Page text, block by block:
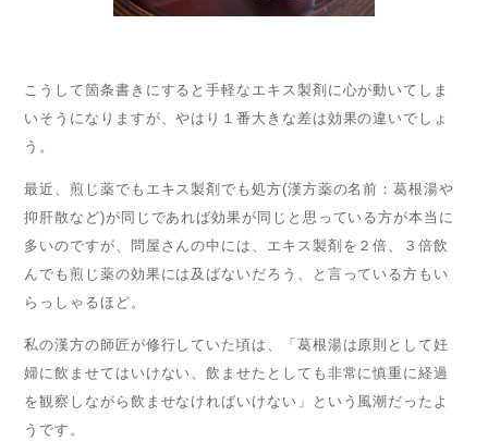
こうして箇条書きにすると手軽なエキス製剤に心が動いてしま
いそうになりますが、やはり１番大きな差は効果の違いでしょ
う。
最近、煎じ薬でもエキス製剤でも処方(漢方薬の名前：葛根湯や
抑肝散など)が同じであれば効果が同じと思っている方が本当に
多いのですが、問屋さんの中には、エキス製剤を２倍、３倍飲
んでも煎じ薬の効果には及ばないだろう、と言っている方もい
らっしゃるほど。
私の漢方の師匠が修行していた頃は、「葛根湯は原則として妊
婦に飲ませてはいけない、飲ませたとしても非常に慎重に経過
を観察しながら飲ませなければいけない」という風潮だったよ
うです。